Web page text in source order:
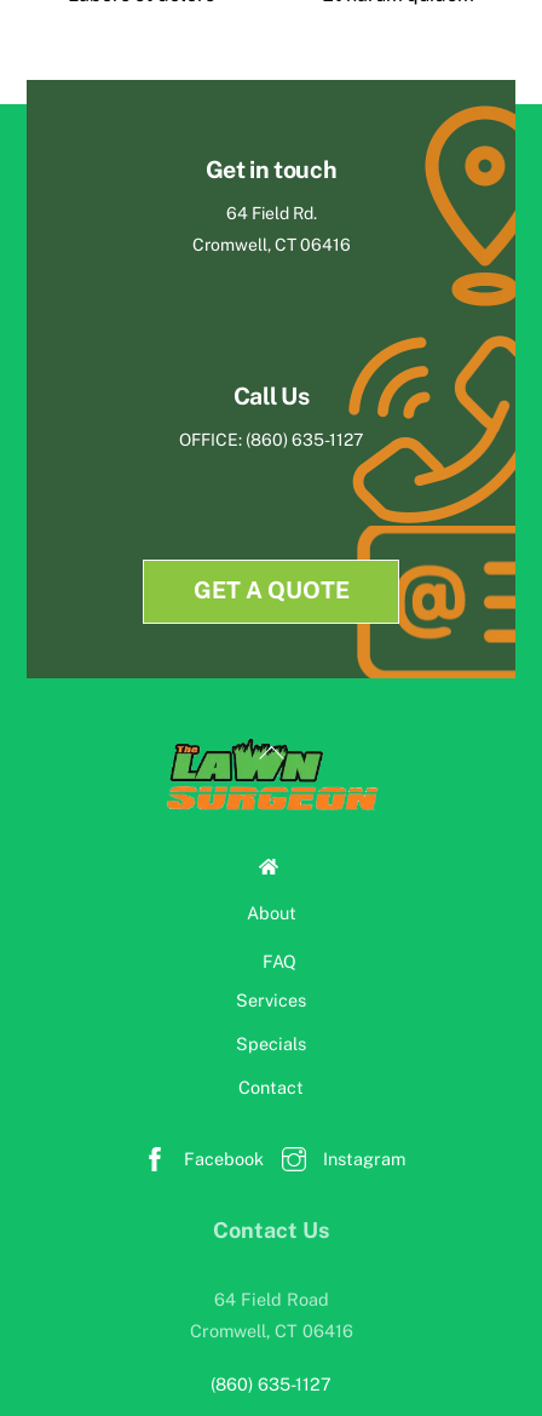
Get in touch
64 Field Rd.
Cromwell, CT 06416
Call Us
OFFICE: (860) 635-1127
GET A QUOTE
Back
To
Top
About
FAQ
Services
Specials
Contact
Facebook Instagram
Contact Us
64 Field Road
Cromwell, CT 06416
(860) 635-1127